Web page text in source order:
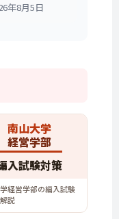
年8月5日
南山大学
経営学部
入試験対策
経営学部の編入試験
説